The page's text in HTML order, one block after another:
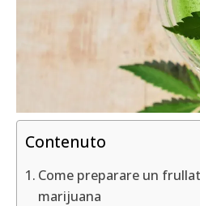
Contenuto
Come preparare un
marijuana